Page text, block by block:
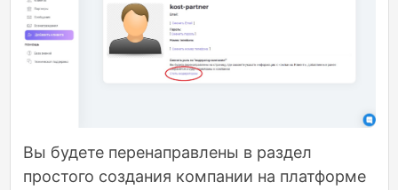
Вы будете перенаправлены в раздел
простого создания компании на платформе